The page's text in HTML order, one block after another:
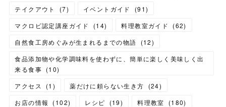
テイクアウト
(7) イベントガイド (91)
マクロビ認定講座ガイド
(14) 料理教室ガイド (62)
自然食工房めぐみが生まれるまでの物語
(12)
食品添加物や化学調味料を使わずに、簡単に楽しく美味しく出
来る食事 (10)
アクセス
(1 ) 薬だけに頼らない生き方 (24)
お店の情報
(102) レシピ (19) 料理教室 (180)